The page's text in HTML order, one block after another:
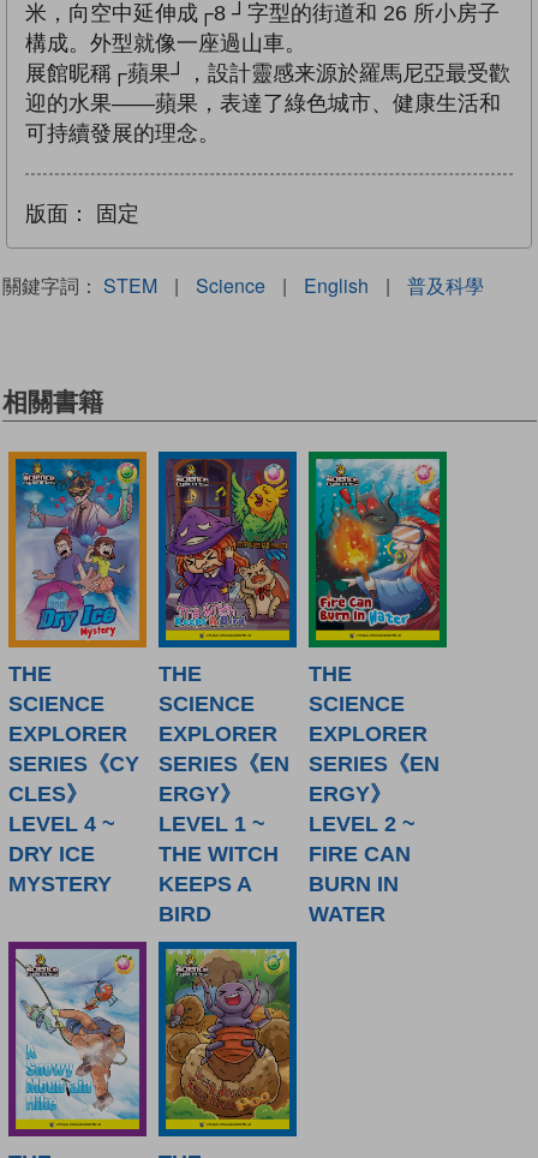
米，向空中延伸成┌8 ┘字型的街道和 26 所小房子
構成。外型就像一座過山車。
展館昵稱┌蘋果┘，設計靈感来源於羅馬尼亞最受歡
迎的水果——蘋果，表達了綠色城市、健康生活和
可持續發展的理念。
版面： 固定
關鍵字詞： STEM | Science | English | 普及科學
相關書籍
THE
SCIENCE
EXPLORER
SERIES《CY
CLES》
LEVEL 4 ~
DRY ICE
MYSTERY
THE
SCIENCE
EXPLORER
SERIES《EN
ERGY》
LEVEL 1 ~
THE WITCH
KEEPS A
BIRD
THE
SCIENCE
EXPLORER
SERIES《EN
ERGY》
LEVEL 2 ~
FIRE CAN
BURN IN
WATER